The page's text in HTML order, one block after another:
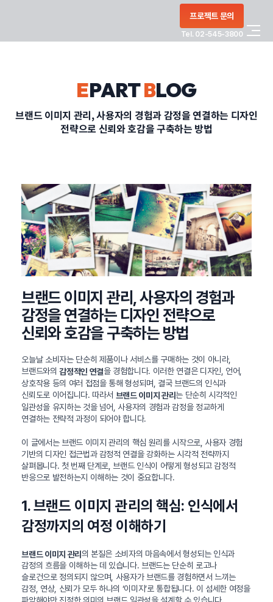
프로젝트 문의
Tel. 02-545-3800
PORTFOLIO
CONTACT
정부지원사업
EPARTBLOG
브랜드 이미지 관리, 사용자의 경험과 감정을 연결하는 디자인
전략으로 신뢰와 호감을 구축하는 방법
브랜드 이미지 관리, 사용자의 경험과
감정을 연결하는 디자인 전략으로
신뢰와 호감을 구축하는 방법
오늘날 소비자는 단순히 제품이나 서비스를 구매하는 것이 아니라,
브랜드와의감정적인 연결을 경험합니다. 이러한 연결은 디자인, 언어,
상호작용 등의 여러 접점을 통해 형성되며, 결국 브랜드의 인식과
신뢰도로 이어집니다. 따라서 브랜드 이미지 관리는 단순히 시각적인
일관성을 유지하는 것을 넘어, 사용자의 경험과 감정을 정교하게
연결하는 전략적 과정이 되어야 합니다.
이 글에서는 브랜드 이미지 관리의 핵심 원리를 시작으로, 사용자 경험
기반의 디자인 접근법과 감정적 연결을 강화하는 시각적 전략까지
살펴봅니다. 첫 번째 단계로, 브랜드 인식이 어떻게 형성되고 감정적
반응으로 발전하는지 이해하는 것이 중요합니다.
1. 브랜드 이미지 관리의 핵심: 인식에서
감정까지의 여정 이해하기
브랜드 이미지 관리의 본질은 소비자의 마음속에서 형성되는 인식과
감정의 흐름을 이해하는 데 있습니다. 브랜드는 단순히 로고나
슬로건으로 정의되지 않으며, 사용자가 브랜드를 경험하면서 느끼는
감정, 연상, 신뢰가 모두 하나의 ‘이미지’로 통합됩니다. 이 섬세한 여정을